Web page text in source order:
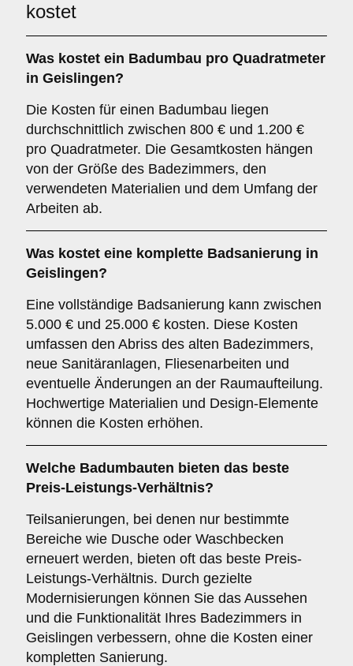
kostet
Was kostet ein Badumbau pro Quadratmeter
in Geislingen?
Die Kosten für einen Badumbau liegen
durchschnittlich zwischen 800 € und 1.200 €
pro Quadratmeter. Die Gesamtkosten hängen
von der Größe des Badezimmers, den
verwendeten Materialien und dem Umfang der
Arbeiten ab.
Was kostet eine komplette Badsanierung in
Geislingen?
Eine vollständige Badsanierung kann zwischen
5.000 € und 25.000 € kosten. Diese Kosten
umfassen den Abriss des alten Badezimmers,
neue Sanitäranlagen, Fliesenarbeiten und
eventuelle Änderungen an der Raumaufteilung.
Hochwertige Materialien und Design-Elemente
können die Kosten erhöhen.
Welche Badumbauten bieten das beste
Preis-Leistungs-Verhältnis?
Teilsanierungen, bei denen nur bestimmte
Bereiche wie Dusche oder Waschbecken
erneuert werden, bieten oft das beste Preis-
Leistungs-Verhältnis. Durch gezielte
Modernisierungen können Sie das Aussehen
und die Funktionalität Ihres Badezimmers in
Geislingen verbessern, ohne die Kosten einer
kompletten Sanierung.